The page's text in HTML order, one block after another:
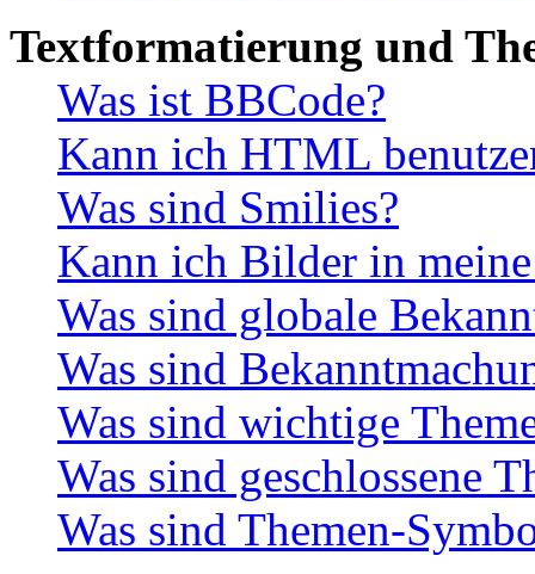
Textformatierung und
Was ist BBCode?
Kann ich HTML
Was sind Smilies?
Kann ich Bilder in
Was sind globale
Was sind
Was sind wichtige
Was sind geschlossene
Was sind Themen-